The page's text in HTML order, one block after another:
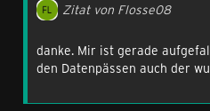
Zitat von Flosse08
danke. Mir ist gerade
den Datenpässen auch der